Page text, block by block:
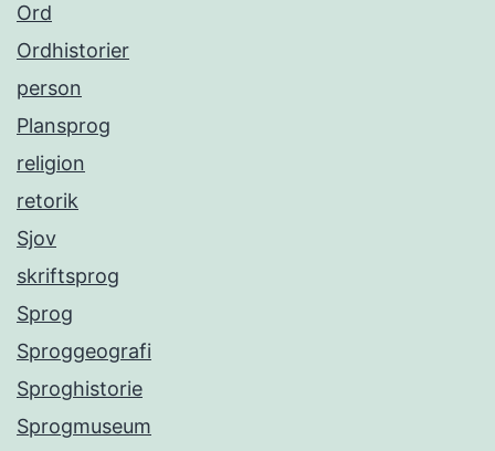
Ord
Ordhistorier
person
Plansprog
religion
retorik
Sjov
skriftsprog
Sprog
Sproggeografi
Sproghistorie
Sprogmuseum